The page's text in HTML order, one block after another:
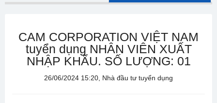
CAM CORPORATION VIỆT NAM
tuyển dụng NHÂN VIÊN XUẤT
NHẬP KHẨU. SỐ LƯỢNG: 01
26/06/2024 15:20, Nhà đầu tư tuyển dụng